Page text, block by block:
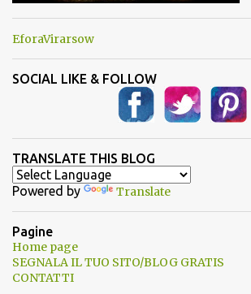
EforaVirarsow
SOCIAL LIKE & FOLLOW
TRANSLATE THIS BLOG
Powered by Translate
Pagine
Home page
SEGNALA IL TUO SITO/BLOG GRATIS
CONTATTI